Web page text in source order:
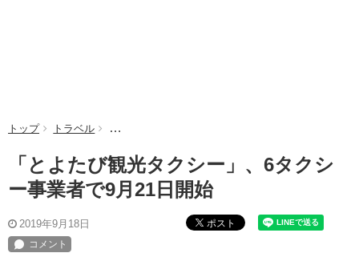
トップ トラベル 「とよたび観光タクシー」、6タクシー事業者で9月
「とよたび観光タクシー」、6タクシ
ー事業者で9月21日開始
2019年9月18日 ポスト